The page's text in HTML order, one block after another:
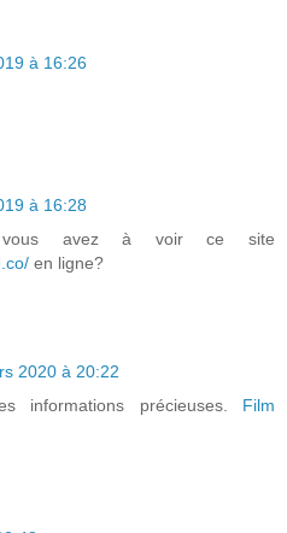
à 16:26
à 16:28
vous avez à voir ce site
en ligne?
2020 à 20:22
informations précieuses. Film